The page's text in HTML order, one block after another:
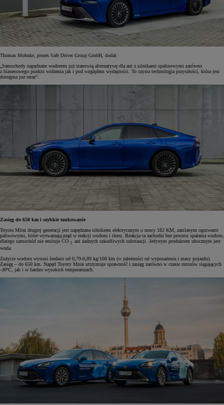
Thomas Mohnke, prezes Safe Driver Group GmbH, dodał:
„Samochody napędzane wodorem już stanowią alternatywę dla aut z silnikami spalinowymi zarówno
z biznesowego punktu widzenia jak i pod względem wydajności. To czysta technologia przyszłości, która jest
dostępna już teraz”.
Zasięg do 650 km i szybkie tankowanie
Toyota Mirai drugiej generacji jest napędzana silnikiem elektrycznym o mocy 182 KM, zasilanym ogniwami
paliwowymi, które wytwarzają prąd w reakcji wodoru i tlenu. Reakcja ta zachodzi bez procesu spalania wodoru,
dlatego samochód nie emituje CO 2 ani żadnych szkodliwych substancji. Jedynym produktem ubocznym jest
woda.
Zużycie wodoru wynosi średnio od 0,79-0,89 kg/100 km (w zależności od wyposażenia i masy pojazdu).
Zasięg – do 650 km. Napęd Toyoty Mirai utrzymuje sprawność i zasięg zarówno w czasie mrozów sięgających
-30ºC, jak i w bardzo wysokich temperaturach.